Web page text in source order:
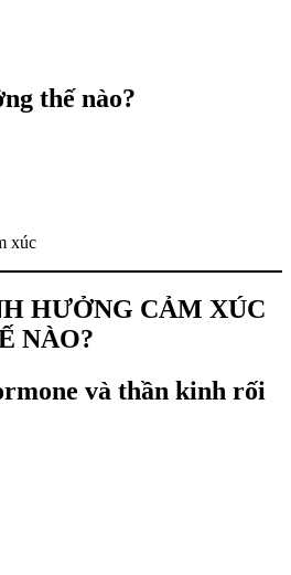
thế nào?
xúc
HƯỞNG CẢM XÚC
NÀO?
và thần kinh rối